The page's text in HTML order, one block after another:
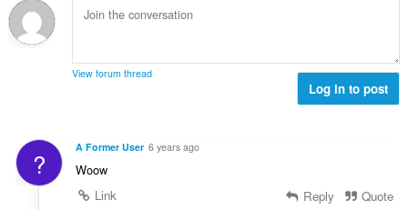
View forum thread
Log in to post
? A Former User 6 years ago
Woow
Link
Reply Quote